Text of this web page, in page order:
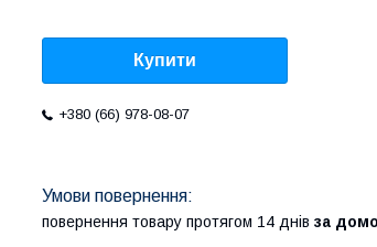
Купити
+380 (66) 978-08-07
повернення товару протягом 14 днів за